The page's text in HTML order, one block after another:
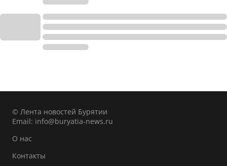
© Лента новостей Бурятии
Email: info@buryatia-news.ru
О нас
Контакты